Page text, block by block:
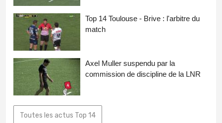
Top 14 Toulouse - Brive : l'arbitre du
match
Axel Muller suspendu par la
commission de discipline de la LNR
Toutes les actus Top 14